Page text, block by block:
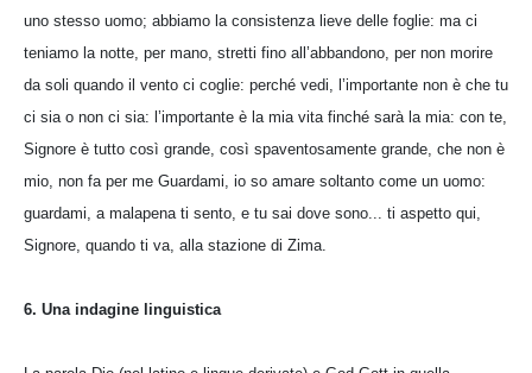
uno stesso uomo; abbiamo la consistenza lieve delle foglie: ma ci
teniamo la notte, per mano, stretti fino all’abbandono, per non morire
da soli quando il vento ci coglie: perché vedi, l’importante non è che tu
ci sia o non ci sia: l’importante è la mia vita finché sarà la mia: con te,
Signore è tutto così grande, così spaventosamente grande, che non è
mio, non fa per me Guardami, io so amare soltanto come un uomo:
guardami, a malapena ti sento, e tu sai dove sono... ti aspetto qui,
Signore, quando ti va, alla stazione di Zima.
6. Una indagine linguistica